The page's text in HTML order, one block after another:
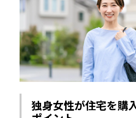
独身女性が住宅を購